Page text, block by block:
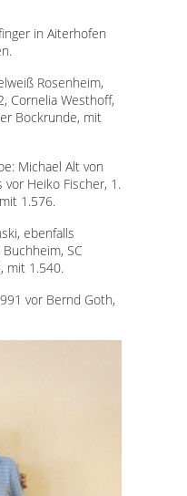
in Aiterhofen
Rosenheim,
Cornelia Westhoff,
Bockrunde, mit
Michael Alt von
Heiko Fischer, 1.
1.576.
ebenfalls
SC
mit 1.540.
vor Bernd Goth,